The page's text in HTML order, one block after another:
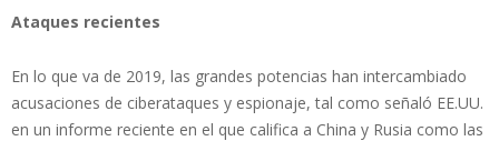
Ataques recientes
En lo que va de 2019, las grandes potencias han intercambiado
acusaciones de ciberataques y espionaje, tal como señaló EE.UU.
en un informe reciente en el que califica a China y Rusia como las